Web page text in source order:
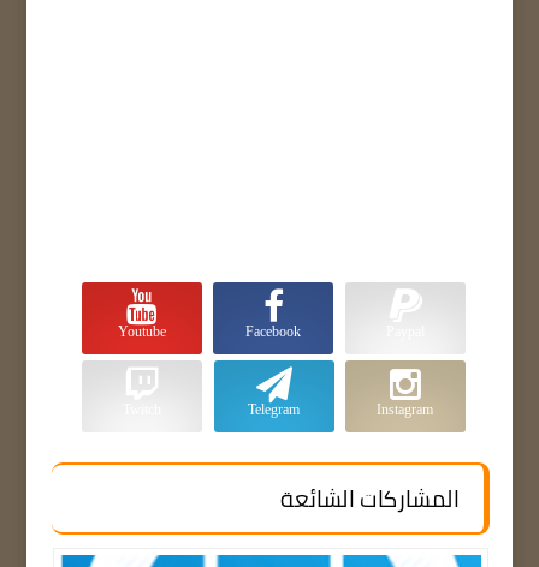
Facebook
Youtube
Instagram
Telegram
المشاركات الشائعة